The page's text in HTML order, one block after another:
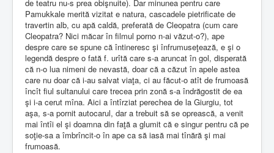
de teatru nu-s prea obişnuite). Dar minunea pentru care
Pamukkale merită vizitat e natura, cascadele pietrificate de
travertin alb, cu apă caldă, preferată de Cleopatra (cum care
Cleopatra? Nici măcar în filmul porno n-ai văzut-o?), ape
despre care se spune că întineresc şi înfrumuseţează, e şi o
legendă despre o fată f. urîtă care s-a aruncat în gol, disperată
că n-o lua nimeni de nevastă, doar că a căzut în apele astea
care nu doar că i-au salvat viaţa, ci au făcut-o atît de frumoasă
încît fiul sultanului care trecea prin zonă s-a îndrăgostit de ea
şi i-a cerut mîna. Aici a întîrziat perechea de la Giurgiu, tot
aşa, s-a pornit autocarul, dar a trebuit să se oprească, a venit
mai întîi el şi doamna din faţă a glumit că e singur pentru că pe
soţie-sa a îmbrîncit-o în ape ca să iasă mai tînără şi mai
frumoasă.